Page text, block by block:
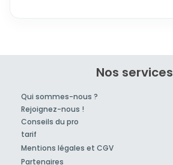
Nos services
Qui sommes-nous ?
Rejoignez-nous !
Conseils du pro
tarif
Mentions légales et CGV
Partenaires